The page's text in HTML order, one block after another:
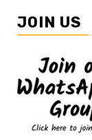
JOIN US